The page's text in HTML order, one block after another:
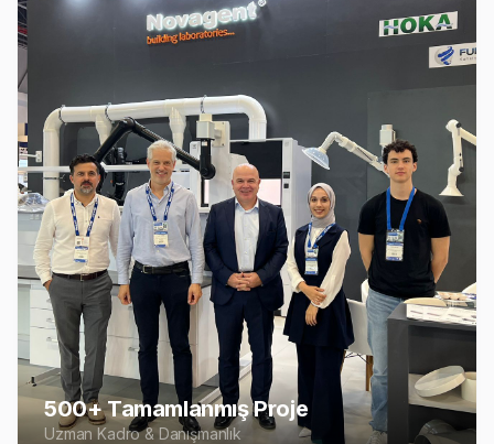
500+ Tamamlanmış Proje
Uzman Kadro & Danışmanlık